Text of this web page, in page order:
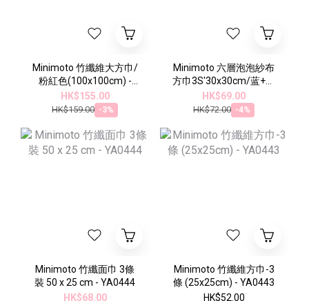
Minimoto 竹纖維大方巾/
粉紅色(100x100cm) -
YA0454P
HK$155.00
HK$159.00 -3%
Minimoto 六層泡泡紗布
方巾3S'30x30cm/蓝+白
+粉 - YA051623
HK$69.00
HK$72.00 -4%
Minimoto 竹纖面巾 3條
裝 50 x 25 cm - YA0444
HK$68.00
Minimoto 竹纖維方巾-3
條 (25x25cm) - YA0443
HK$52.00